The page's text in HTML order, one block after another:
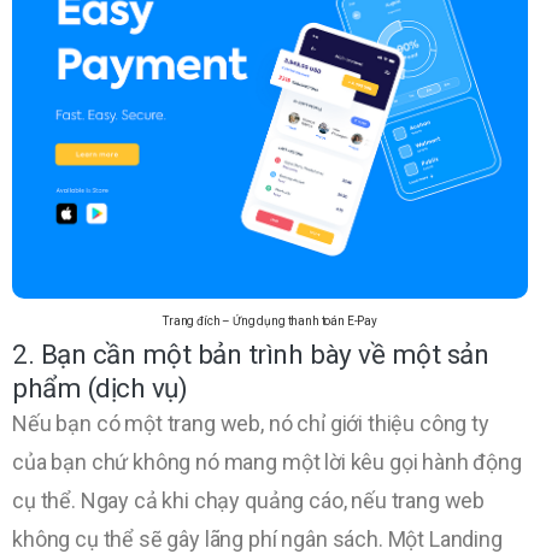
Trang đích – Ứng dụng thanh toán E-Pay
2. Bạn cần một bản trình bày về một sản
phẩm (dịch vụ)
Nếu bạn có một trang web, nó chỉ giới thiệu công ty
của bạn chứ không nó mang một lời kêu gọi hành động
cụ thể. Ngay cả khi chạy quảng cáo, nếu trang web
không cụ thể sẽ gây lãng phí ngân sách. Một Landing